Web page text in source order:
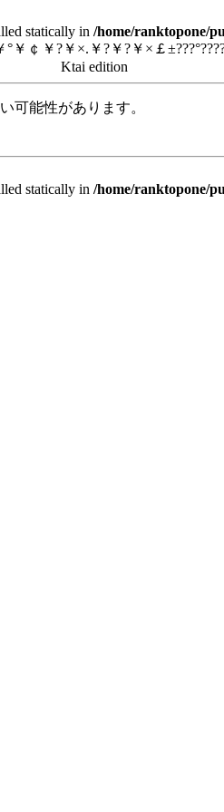
statically in /home/ranktopone/
°￥￠￥?￥×.￥?￥?￥×￡
Ktai edition
可能性があります。
statically in /home/ranktopone/